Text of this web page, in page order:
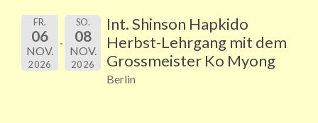
FR.
06
NOV.
2026
SO.
08
NOV.
2026
Int. Shinson Hapkido
Herbst-Lehrgang mit dem
Grossmeister Ko Myong
Berlin